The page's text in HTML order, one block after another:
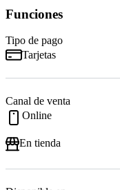
Funciones
Tipo de pago
Tarjetas
Canal de venta
Online
En tienda